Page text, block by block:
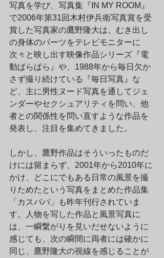
写真を学び、写真集『IN MY ROOM』
で2006年第31回木村伊兵衛写真賞を受
賞した写真家の鷹野隆大は、むき出し
の身体のパーツをテレビモニターに
次々と映し出す映像作品シリーズ『電
動ぱらぱら』や、1988年から毎日欠か
さず撮り続けている『毎日写真』な
ど、主に男性ヌード写真を通してジェ
ンダーやセクシュアリティを問い、他
者との関係性を問い直すような作品を
発表し、注目を集めてきました。
しかし、鷹野作品はそういったものだ
けには留まらず、2001年から2010年に
かけ、どこにでもある日常の風景を撮
りためたという写真をまとめた作品集
「カスババ」も昨年刊行されていま
す。人物を写した作品と風景写真に
は、一瞬繋がりを見いだせないように
感じても、次の瞬間に両者には確かに
同じ、鷹野隆大の視線を感じることが